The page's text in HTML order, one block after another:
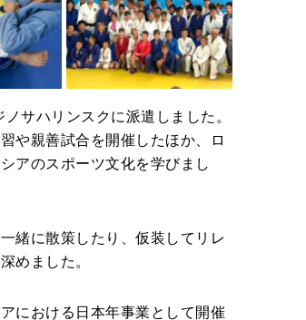
サハリンスクに派遣しました。
や親善試合を開催したほか、ロ
アのスポーツ文化を学びまし
緒に散策したり、仮装してリレ
めました。
における日本年事業として開催